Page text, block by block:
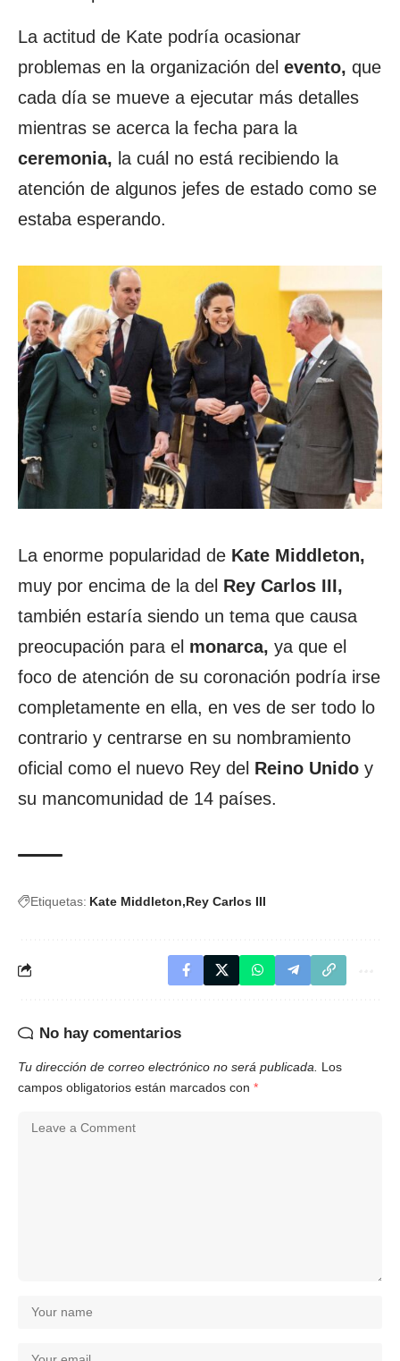
La actitud de Kate podría ocasionar
problemas en la organización del evento, que
cada día se mueve a ejecutar más detalles
mientras se acerca la fecha para la
ceremonia, la cuál no está recibiendo la
atención de algunos jefes de estado como se
estaba esperando.
La enorme popularidad de Kate Middleton,
muy por encima de la del Rey Carlos III,
también estaría siendo un tema que causa
preocupación para el monarca, ya que el
foco de atención de su coronación podría irse
completamente en ella, en ves de ser todo lo
contrario y centrarse en su nombramiento
oficial como el nuevo Rey del Reino Unido y
su mancomunidad de 14 países.
Etiquetas: Kate Middleton Rey Carlos III
No hay comentarios
Tu dirección de correo electrónico no será publicada.
Los
campos obligatorios están marcados con *